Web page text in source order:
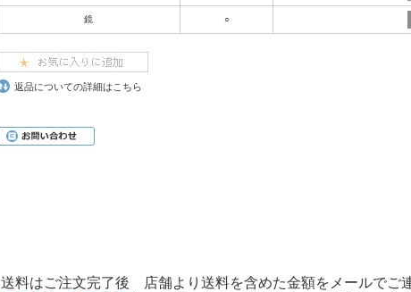
鏡 ○
返品についての詳細はこちら
送料はご注文完了後 店舗より送料を含めた金額をメールでご